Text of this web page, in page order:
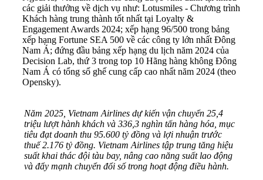
các giải thưởng về dịch vụ như: Lotusmiles - Chương trình
Khách hàng trung thành tốt nhất tại Loyalty &
Engagement Awards 2024; xếp hạng 96/500 trong bảng
xếp hạng Fortune SEA 500 về các công ty lớn nhất Đông
Nam Á; đứng đầu bảng xếp hạng du lịch năm 2024 của
Decision Lab, thứ 3 trong top 10 Hãng hàng không Đông
Nam Á có tổng số ghế cung cấp cao nhất năm 2024 (theo
Opensky).
Năm 2025, Vietnam Airlines dự kiến vận chuyển 25,4
triệu lượt hành khách và 336,3 nghìn tấn hàng hóa, mục
tiêu đạt doanh thu 95.600 tỷ đồng và lợi nhuận trước
thuế 2.176 tỷ đồng. Vietnam Airlines tập trung tăng hiệu
suất khai thác đội tàu bay, nâng cao năng suất lao động
và đẩy mạnh chuyển đổi số trong hoạt động điều hành.